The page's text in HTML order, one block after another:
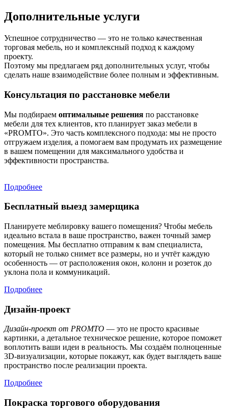
Дополнительные услуги
Успешное сотрудничество — это не только качественная
торговая мебель, но и комплексный подход к каждому
проекту.
Поэтому мы предлагаем ряд дополнительных услуг, чтобы
сделать наше взаимодействие более полным и эффективным.
Консультация по расстановке мебели
Мы подбираем оптимальные решения по расстановке
мебели для тех клиентов, кто планирует заказ мебели в
«PROMTO». Это часть комплексного подхода: мы не просто
отгружаем изделия, а помогаем вам продумать их размещение
в вашем помещении для максимального удобства и
эффективности пространства.
Подробнее
Бесплатный выезд замерщика
Планируете меблировку вашего помещения? Чтобы мебель
идеально встала в ваше пространство, важен точный замер
помещения. Мы бесплатно отправим к вам специалиста,
который не только снимет все размеры, но и учтёт каждую
особенность — от расположения окон, колонн и розеток до
уклона пола и коммуникаций.
Подробнее
Дизайн-проект
Дизайн-проект от PROMTO — это не просто красивые
картинки, а детальное техническое решение, которое поможет
воплотить ваши идеи в реальность. Мы создаём полноценные
3D-визуализации, которые покажут, как будет выглядеть ваше
пространство после реализации проекта.
Подробнее
Покраска торгового оборудования